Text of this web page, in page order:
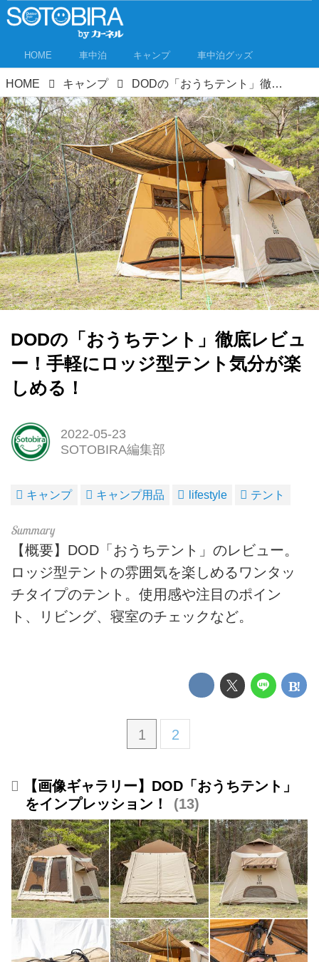
HOME 車中泊 キャンプ 車中泊グッズ
HOME キャンプ DODの「おうちテント」徹底レビュー！手軽にロッジ型テント気分が楽しめる！
DODの「おうちテント」徹底レビュ
ー！手軽にロッジ型テント気分が楽
しめる！
2022-05-23
SOTOBIRA編集部
キャンプ キャンプ用品 lifestyle テント
【概要】DOD「おうちテント」のレビュー。
ロッジ型テントの雰囲気を楽しめるワンタッ
チタイプのテント。使用感や注目のポイン
ト、リビング、寝室のチェックなど。
1 2
【画像ギャラリー】DOD「おうちテント」
をインプレッション！
13